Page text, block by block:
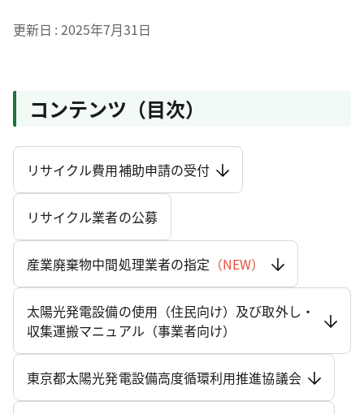
更新日 2025年7月31日
コンテンツ（目次）
リサイクル費用補助申請の受付
リサイクル業者の公募
産業廃棄物中間処理業者の指定 （NEW）
太陽光発電設備の使用（住民向け）及び取外し・
収集運搬マニュアル（事業者向け）
東京都太陽光発電設備高度循環利用推進協議会